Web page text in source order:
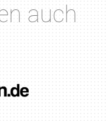
auch